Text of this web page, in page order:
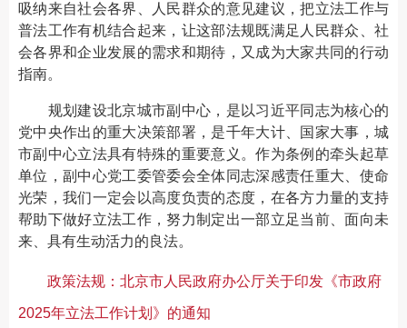
吸纳来自社会各界、人民群众的意见建议，把立法工作与
普法工作有机结合起来，让这部法规既满足人民群众、社
会各界和企业发展的需求和期待，又成为大家共同的行动
指南。
规划建设北京城市副中心，是以习近平同志为核心的
党中央作出的重大决策部署，是千年大计、国家大事，城
市副中心立法具有特殊的重要意义。作为条例的牵头起草
单位，副中心党工委管委会全体同志深感责任重大、使命
光荣，我们一定会以高度负责的态度，在各方力量的支持
帮助下做好立法工作，努力制定出一部立足当前、面向未
来、具有生动活力的良法。
政策法规：​北京市人民政府办公厅关于印发《市政府
2025年立法工作计划》的通知